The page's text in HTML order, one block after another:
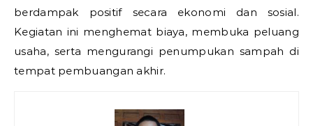
berdampak positif secara ekonomi dan sosial.
Kegiatan ini menghemat biaya, membuka peluang
usaha, serta mengurangi penumpukan sampah di
tempat pembuangan akhir.